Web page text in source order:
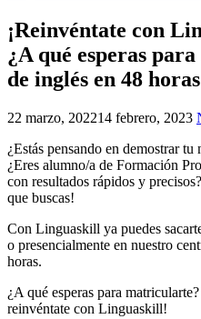
¡Reinvéntate con
¿A qué esperas
de inglés en 48
22 marzo, 202214 febrero, 2023
¿Estás pensando en demostrar
¿Eres alumno/a de Formación
con resultados rápidos y
que buscas!
Con Linguaskill ya puedes
o presencialmente en nuestro
horas.
¿A qué esperas para
reinvéntate con Linguaskill!